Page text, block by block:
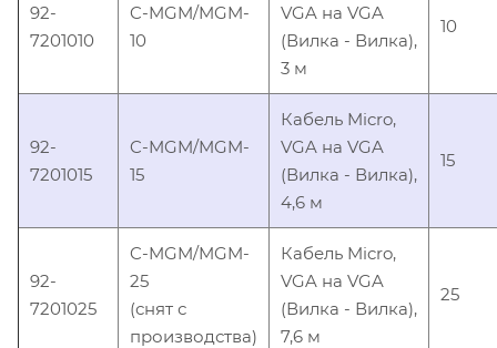
92-
7201010
C-MGM/MGM-
10
VGA на VGA
(Вилка - Вилка),
3 м
10
92-
7201015
C-MGM/MGM-
15
Кабель Micro,
VGA на VGA
(Вилка - Вилка),
4,6 м
15
92-
7201025
C-MGM/MGM-
25
(снят с
производства)
Кабель Micro,
VGA на VGA
(Вилка - Вилка),
7,6 м
25